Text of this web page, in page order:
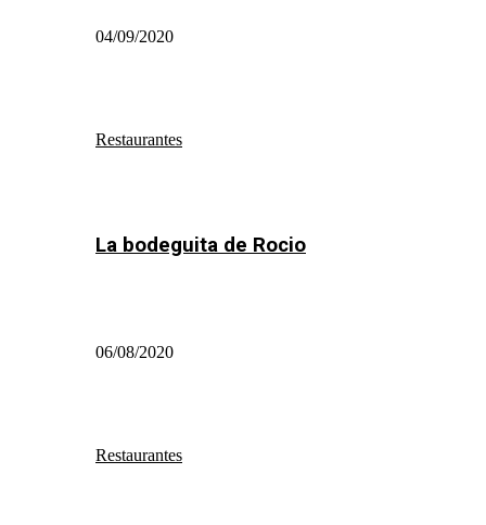
04/09/2020
Restaurantes
La bodeguita de Rocio
06/08/2020
Restaurantes